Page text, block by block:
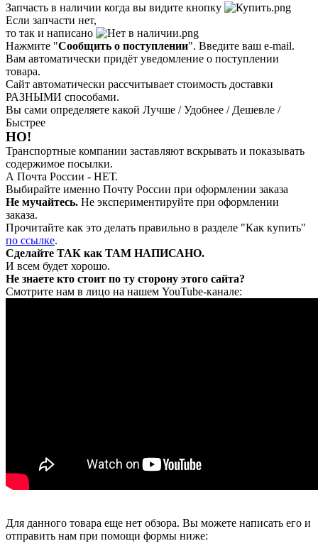
Запчасть в наличии когда вы видите кнопку
Если запчасти нет,
то так и написано
Нажмите "Сообщить о поступлении". Введите ваш e-mail.
Вам автоматически придёт уведомление о поступлении
товара.
Сайт автоматически рассчитывает стоимость доставки
РАЗНЫМИ способами.
Вы сами определяете какой Лучше / Удобнее / Дешевле /
Быстрее
НО!
Транспортные компании заставляют вскрывать и показывать
содержимое посылки.
А Почта России - НЕТ.
Выбирайте именно Почту России при оформлении заказа
Не мучайтесь. Не экспериментируйте при оформлении
заказа.
Прочитайте как это делать правильно в разделе "Как купить"
по ссылке.
Сделайте ТАК как ТАМ НАПИСАНО.
И всем будет хорошо.
Не знаете кто стоит по ту сторону этого сайта?
Смотрите нам в лицо на нашем YouTube-канале:
Для данного товара еще нет обзора. Вы можете написать его и
отправить нам при помощи формы ниже: